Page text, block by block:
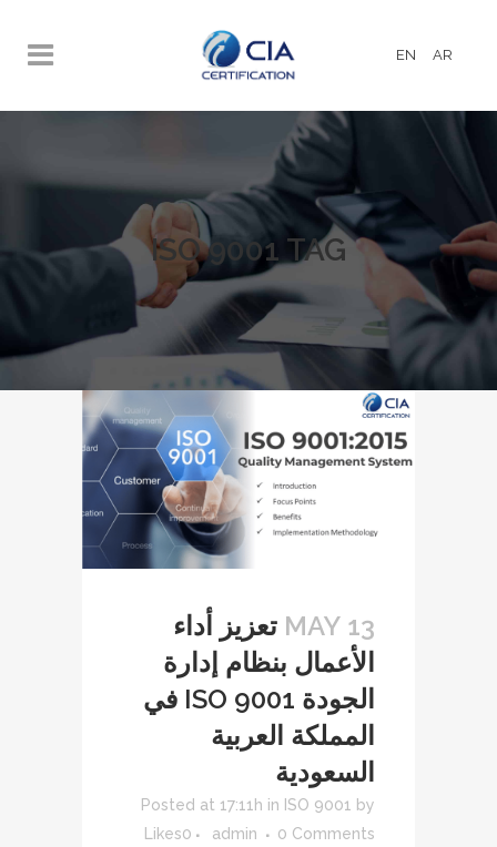
EN AR
ISO 9001 TAG
13 MAY
تعزيز أداء
الأعمال بنظام إدارة
الجودة ISO 9001 في
المملكة العربية
السعودية
Posted at 17:11h in ISO 9001 by
admin
0 Comments
0
Likes